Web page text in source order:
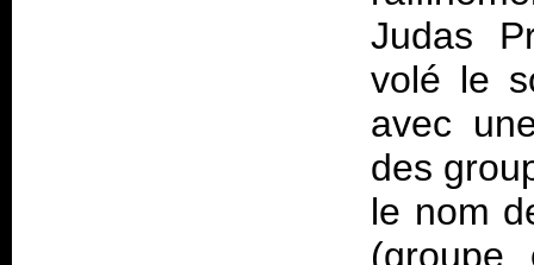
Judas
volé le
avec
des
le nom